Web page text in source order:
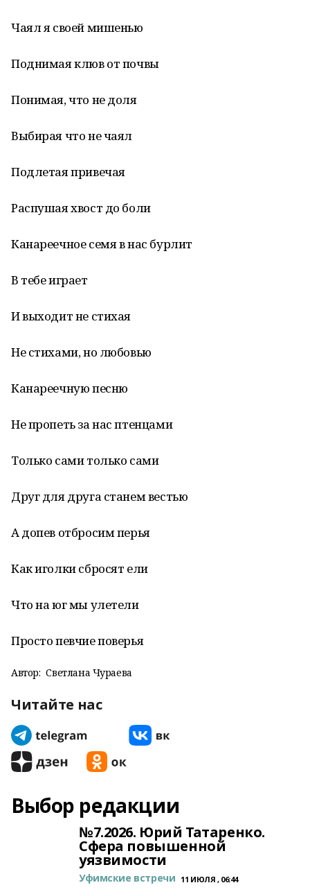
Чаял я своей мишенью
Поднимая клюв от почвы
Понимая, что не доля
Выбирая что не чаял
Подлетая привечая
Распушая хвост до боли
Канареечное семя в нас бурлит
В тебе играет
И выходит не стихая
Не стихами, но любовью
Канареечную песню
Не пропеть за нас птенцами
Только сами только сами
Друг для друга станем вестью
А допев отбросим перья
Как иголки сбросят ели
Что на юг мы улетели
Просто певчие поверья
Автор: Светлана Чураева
Читайте нас
Выбор редакции
№7.2026. Юрий Татаренко.
Сфера повышенной
уязвимости
Уфимские встречи 11 ИЮЛЯ , 06:44